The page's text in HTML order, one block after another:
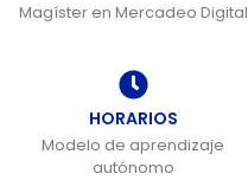
Magíster en Mercadeo Digital
HORARIOS
Modelo de aprendizaje
autónomo